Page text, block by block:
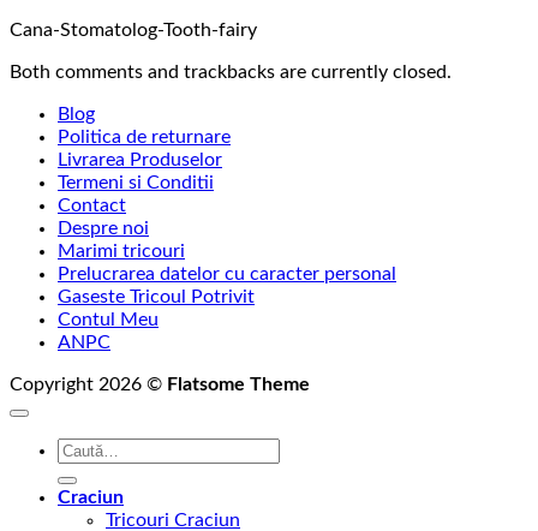
Cana-Stomatolog-Tooth-fairy
Both comments and trackbacks are currently closed.
Blog
Politica de returnare
Livrarea Produselor
Termeni si Conditii
Contact
Despre noi
Marimi tricouri
Prelucrarea datelor cu caracter personal
Gaseste Tricoul Potrivit
Contul Meu
ANPC
Copyright 2026 © Flatsome Theme
Caută
Craciun
Tricouri Craciun